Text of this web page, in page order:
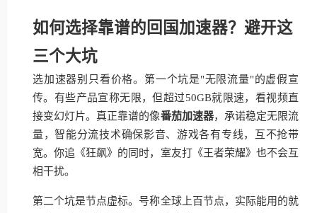
如何选择靠谱的回国加速器？避开这
三个大坑
选加速器别只看价格。第一个坑是"无限流量"的虚假宣
传。有些产品宣称无限，但超过50GB就限速，看视频直
接变幻灯片。真正靠谱的像番茄加速器，承诺稳定无限流
量，智能分流技术确保影音、游戏各有专线，互不抢带
宽。你追《狂飙》的同时，室友打《王者荣耀》也不会互
相干扰。
第二个坑是节点虚标。号称全球上百节点，实际能用的就